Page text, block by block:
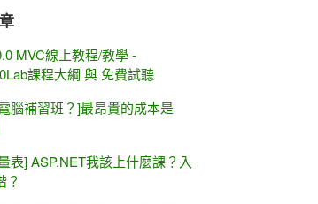
MVC線上教程/教學 -
課程大綱 與 免費試聽
腦補習班？]最昂貴的成本是
表] ASP.NET我該上什麼課？入
？